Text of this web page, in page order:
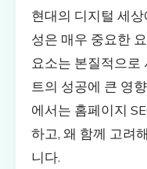
현대의 디지털 세상
성은 매우 중요한
요소는 본질적으로
트의 성공에 큰 영
에서는 홈페이지
하고, 왜 함께 고려
니다.